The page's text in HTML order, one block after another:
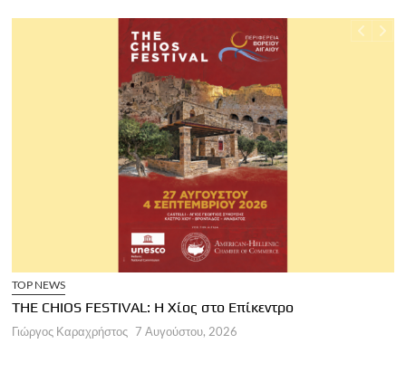
TOP NEWS
THE CHIOS FESTIVAL: Η Χίος στο Επίκεντρο
Γιώργος Καραχρήστος 7 Αυγούστου, 2026